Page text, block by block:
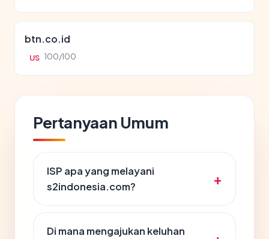
btn.co.id
US 100/100
Pertanyaan Umum
ISP apa yang melayani
s2indonesia.com?
Di mana mengajukan keluhan